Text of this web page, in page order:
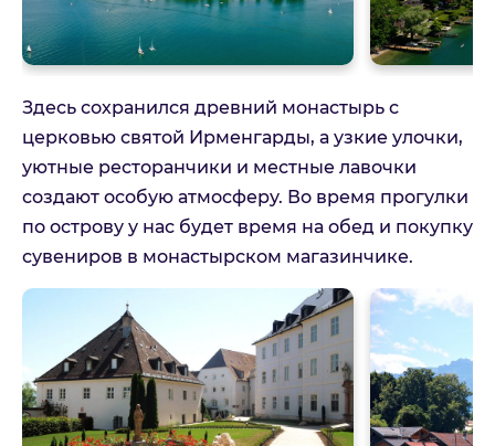
Здесь сохранился древний монастырь с
церковью святой Ирменгарды, а узкие улочки,
уютные ресторанчики и местные лавочки
создают особую атмосферу. Во время прогулки
по острову у нас будет время на обед и покупку
сувениров в монастырском магазинчике.